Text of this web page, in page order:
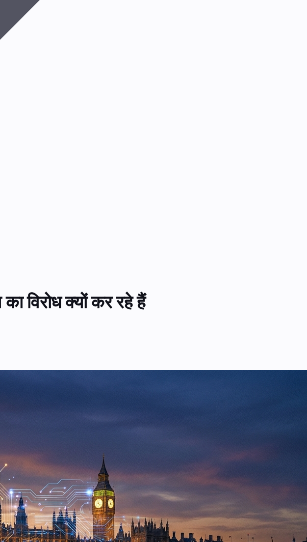
विरोध क्यों कर रहे हैं